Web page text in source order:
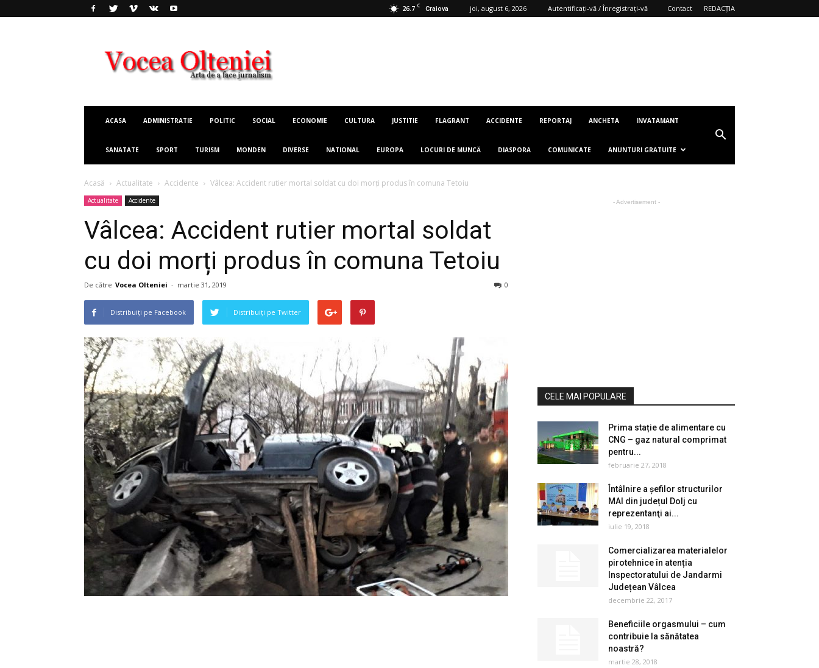
26.7 C Craiova joi, august 6, 2026 Autentificați-vă / Înregistrați-vă Contact REDACȚIA
Olteniei
ACASA ADMINISTRATIE POLITIC SOCIAL ECONOMIE CULTURA JUSTITIE FLAGRANT ACCIDENTE REPORTAJ ANCHETA INVATAMANT
SANATATE SPORT TURISM MONDEN DIVERSE NATIONAL EUROPA LOCURI DE MUNCĂ DIASPORA COMUNICATE ANUNTURI GRATUITE
Acasă Actualitate Accidente Vâlcea: Accident rutier mortal soldat cu doi morți produs în comuna Tetoiu
Actualitate Accidente
Vâlcea: Accident rutier mortal soldat
cu doi morți produs în comuna Tetoiu
De către Vocea Olteniei - martie 31, 2019 0
Distribuiți pe Facebook Distribuiți pe Twitter
- Advertisement -
CELE MAI POPULARE
Prima stație de alimentare cu
CNG – gaz natural comprimat
pentru...
februarie 27, 2018
Întâlnire a șefilor structurilor
MAI din județul Dolj cu
reprezentanţi ai...
iulie 19, 2018
Comercializarea materialelor
pirotehnice în atenția
Inspectoratului de Jandarmi
Județean Vâlcea
decembrie 22, 2017
Beneficiile orgasmului – cum
contribuie la sănătatea
noastră?
martie 28, 2018